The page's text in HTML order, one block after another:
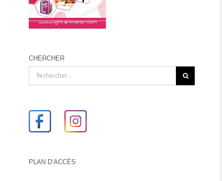
CHERCHER
PLAN D’ACCÈS